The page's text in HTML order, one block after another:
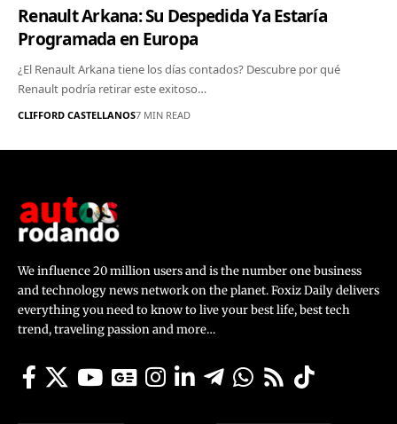
Renault Arkana: Su Despedida Ya Estaría
Programada en Europa
¿El Renault Arkana tiene los días contados? Descubre por qué
Renault podría retirar este exitoso…
CLIFFORD CASTELLANOS7 MIN READ
We influence 20 million users and is the number one business
and technology news network on the planet. Foxiz Daily delivers
everything you need to know to live your best life, best tech
trend, traveling passion and more…